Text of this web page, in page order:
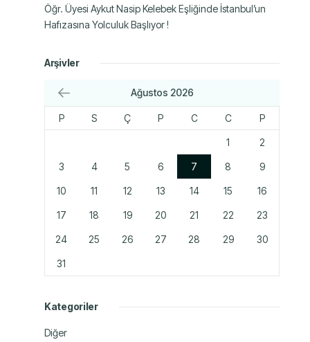
Öğr. Üyesi Aykut Nasip Kelebek Eşliğinde İstanbul’un
Hafızasına Yolculuk Başlıyor !
Arşivler
Ağustos 2026
P S Ç P C C P
1 2
3 4 5 6 7 8 9
10 11 12 13 14 15 16
17 18 19 20 21 22 23
24 25 26 27 28 29 30
31
Kategoriler
Diğer